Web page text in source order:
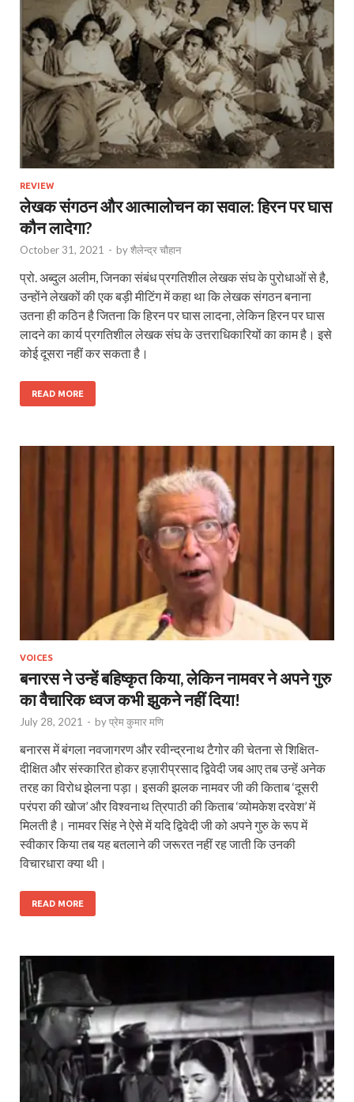
REVIEW
लेखक संगठन और आत्मालोचन का सवाल: हिरन पर घास
कौन लादेगा?
October 31, 2021 - byशैलेन्द्र चौहान
प्रो. अब्दुल अलीम, जिनका संबंध प्रगतिशील लेखक संघ के पुरोधाओं से है,
उन्होंने लेखकों की एक बड़ी मीटिंग में कहा था कि लेखक संगठन बनाना
उतना ही कठिन है जितना कि हिरन पर घास लादना, लेकिन हिरन पर घास
लादने का कार्य प्रगतिशील लेखक संघ के उत्तराधिकारियों का काम है। इसे
कोई दूसरा नहीं कर सकता है।
READ MORE
VOICES
बनारस ने उन्हें बहिष्कृत किया, लेकिन नामवर ने अपने गुरु
का वैचारिक ध्वज कभी झुकने नहीं दिया!
July 28, 2021 - byप्रेम कुमार मणि
बनारस में बंगला नवजागरण और रवीन्द्रनाथ टैगोर की चेतना से शिक्षित-
दीक्षित और संस्कारित होकर हज़ारीप्रसाद द्विवेदी जब आए तब उन्हें अनेक
तरह का विरोध झेलना पड़ा। इसकी झलक नामवर जी की किताब ‘दूसरी
परंपरा की खोज’ और विश्वनाथ त्रिपाठी की किताब ‘व्योमकेश दरवेश’ में
मिलती है। नामवर सिंह ने ऐसे में यदि द्विवेदी जी को अपने गुरु के रूप में
स्वीकार किया तब यह बतलाने की जरूरत नहीं रह जाती कि उनकी
विचारधारा क्या थी।
READ MORE